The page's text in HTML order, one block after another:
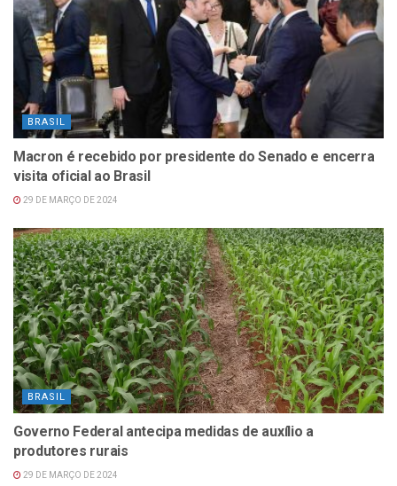
BRASIL
Macron é recebido por presidente do Senado e encerra
visita oficial ao Brasil
29 DE MARÇO DE 2024
BRASIL
Governo Federal antecipa medidas de auxílio a
produtores rurais
29 DE MARÇO DE 2024